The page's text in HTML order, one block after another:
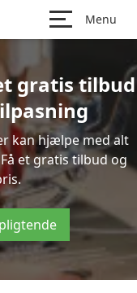
Menu
gratis tilbud
kan hjælpe med alt
et gratis tilbud og